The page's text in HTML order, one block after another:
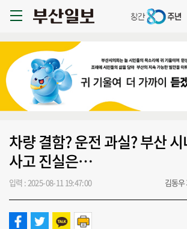
차량 결함? 운전 과실? 부산
사고 진실은…
입력 : 2025-08-11 19:47:00 김동